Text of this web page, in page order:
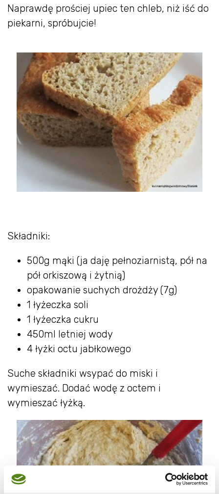
Naprawdę prościej upiec ten chleb, niż iść do
piekarni, spróbujcie!
Składniki:
500g mąki (ja daję pełnoziarnistą, pół na
pół orkiszową i żytnią)
opakowanie suchych drożdży (7g)
1 łyżeczka soli
1 łyżeczka cukru
450ml letniej wody
4 łyżki octu jabłkowego
Suche składniki wsypać do miski i
wymieszać. Dodać wodę z octem i
wymieszać łyżką.